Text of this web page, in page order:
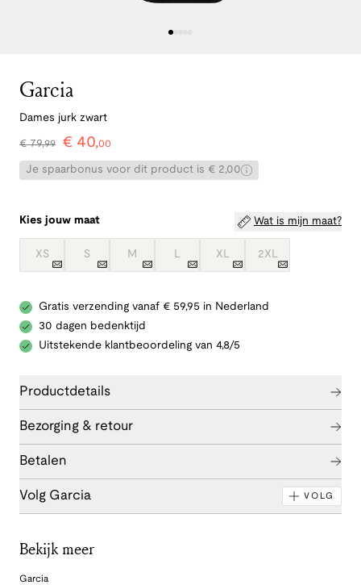
Garcia
Dames jurk zwart
€79,99 € 40,00
Je spaarbonus voor dit product is € 2,00
Kies jouw maat Wat is mijn maat?
XS S M L XL 2XL
Gratis verzending vanaf € 59,95 in Nederland
30 dagen bedenktijd
Uitstekende klantbeoordeling van 4,8/5
Productdetails
Bezorging & retour
Betalen
Volg Garcia VOLG
Bekijk meer
Garcia